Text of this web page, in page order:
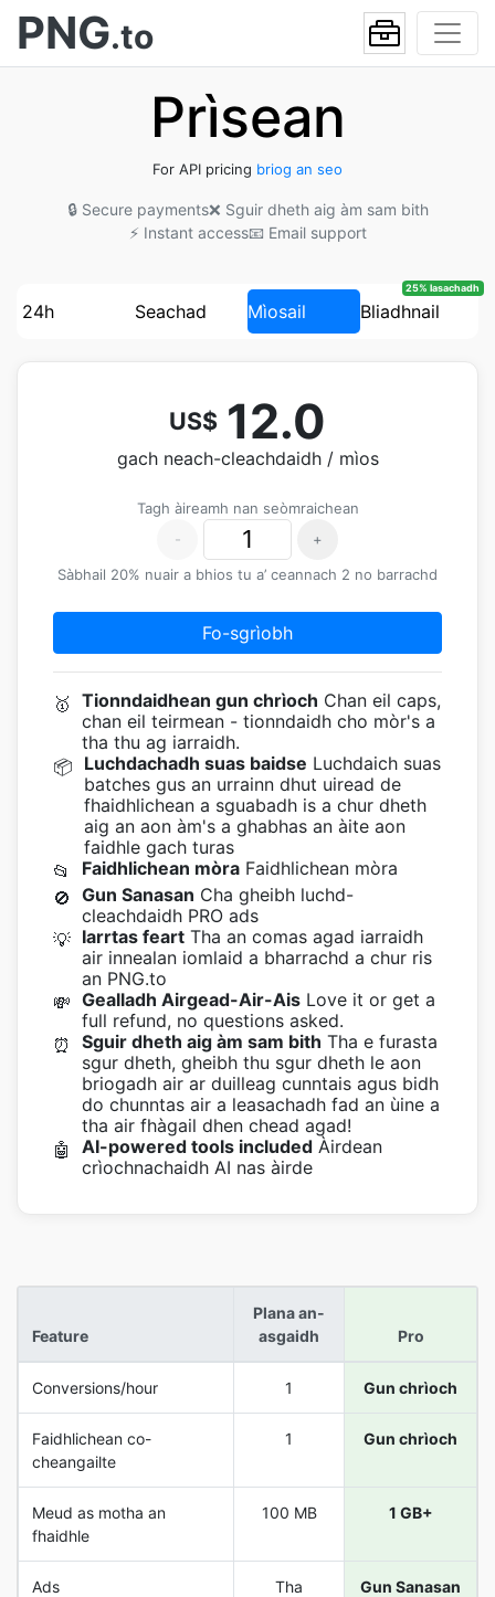
PNG.to
Prìsean
For API pricing briog an seo
🔒 Secure payments❌ Sguir dheth aig àm sam bith
⚡ Instant access📧 Email support
24h Seachad Mìosail Bliadhnail
25% lasachadh
US$ 12.0
gach neach-cleachdaidh / mìos
Tagh àireamh nan seòmraichean
-
+
Sàbhail 20% nuair a bhios tu a’ ceannach 2 no barrachd
Fo-sgrìobh
🥇 Tionndaidhean gun chrìoch Chan eil caps,
chan eil teirmean - tionndaidh cho mòr's a
tha thu ag iarraidh.
📦 Luchdachadh suas baidse Luchdaich suas
batches gus an urrainn dhut uiread de
fhaidhlichean a sguabadh is a chur dheth
aig an aon àm's a ghabhas an àite aon
faidhle gach turas
📂
Faidhlichean mòra Faidhlichean mòra
🚫 Gun Sanasan Cha gheibh luchd-
cleachdaidh PRO ads
💡 Iarrtas feart Tha an comas agad iarraidh
air innealan iomlaid a bharrachd a chur ris
an PNG.to
💸 Gealladh Airgead-Air-Ais Love it or get a
full refund, no questions asked.
⏰
Sguir dheth aig àm sam bith Tha e furasta
sgur dheth, gheibh thu sgur dheth le aon
briogadh air ar duilleag cunntais agus bidh
do chunntas air a leasachadh fad an ùine a
tha air fhàgail dhen chead agad!
🤖
AI-powered tools included Àirdean
crìochnachaidh AI nas àirde
Feature
Plana an-
asgaidh
Pro
Conversions/hour 1 Gun chrìoch
Faidhlichean co-
cheangailte
1 Gun chrìoch
Meud as motha an
fhaidhle
100 MB 1 GB+
Ads Tha Gun Sanasan